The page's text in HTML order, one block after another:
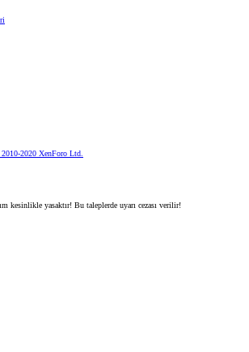
2020 XenForo Ltd.
kesinlikle yasaktır! Bu taleplerde uyarı cezası verilir!